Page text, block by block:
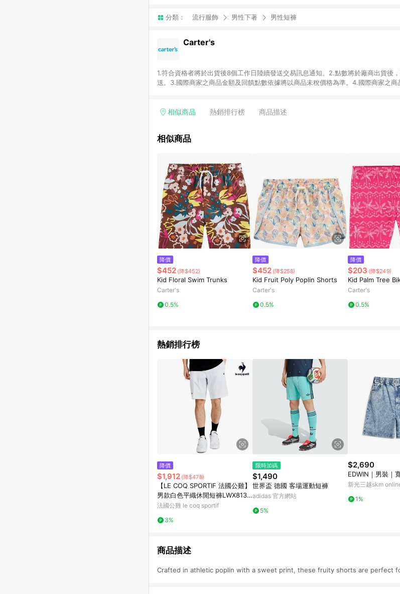
分類： 流行服飾 男性下著 男性短褲
Carter's
1.符合資格者將於出貨後8個工作日陸續發送交易訊息通知。2.點數將於廠商出貨後
送。3.國際商家之商品金額及回饋點數依據將以商品未稅價格為準。4.國際商家之商
即點數回饋計算並非以Carter's實際購買商品數量拆分計算 。7. 同6說明，訂單完成
相似商品 熱銷排行榜 商品描述
相似商品
降價
$452 (降$452)
Kid Floral Swim Trunks
Carter's
0.5%
降價
$452 (降$258)
Kid Fruit Poly Poplin Shorts
Carter's
0.5%
降價
$203 (降$249)
Kid Palm Tree
Carter's
0.5%
熱銷排行榜
降價
$1,912 (降$478)
【LE COQ SPORTIF 法國公雞】
男款白色平織休閒短褲LWX8138
1
法國公雞 le coq sportif
3%
限時加碼
$1,490
世界盃 德國 客場運動短褲
adidas 官方網站
5%
$2,690
EDWIN｜男裝｜
新光三越skm
1%
商品描述
Crafted in athletic poplin with a sweet print, these fruity shorts are perfect